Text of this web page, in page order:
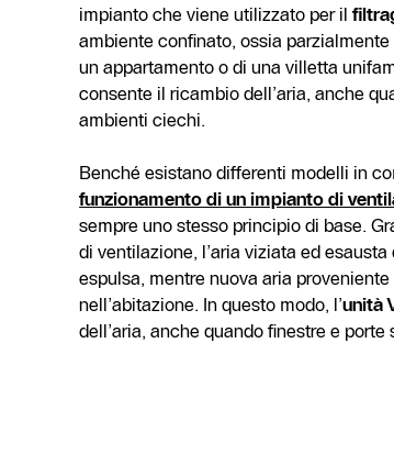
impianto che viene utilizzato per il
ambiente confinato, ossia
un appartamento o di una villetta
consente il ricambio dell’aria, anche
ambienti ciechi.
Benché esistano differenti modelli in
funzionamento di un impianto di
sempre uno stesso principio di base.
di ventilazione, l’aria viziata ed
espulsa, mentre nuova aria
nell’abitazione. In questo modo, l’unità
dell’aria, anche quando finestre e porte